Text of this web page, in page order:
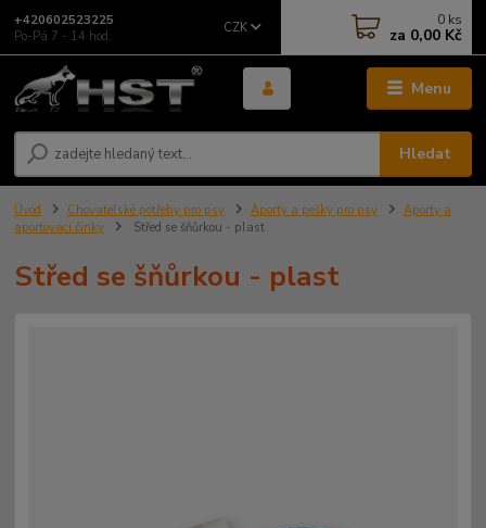
Menu
CZK
Hledat
+420602523225
Po-Pá 7 - 14 hod.
0 ks
za 0,00 Kč
Úvod Chovatelské potřeby pro psy Aporty a pešky pro psy
Aporty a
aportovací činky
Střed se šňůrkou - plast
Střed se šňůrkou - plast